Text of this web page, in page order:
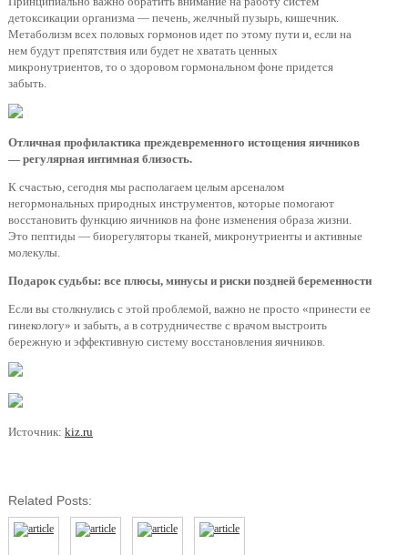
детоксикации организма — печень, желчный пузырь, кишечник.
Метаболизм всех половых гормонов идет по этому пути и, если на
нем будут препятствия или будет не хватать ценных
микронутриентов, то о здоровом гормональном фоне придется
забыть.
Отличная профилактика преждевременного истощения яичников
— регулярная интимная близость.
К счастью, сегодня мы располагаем целым арсеналом
негормональных природных инструментов, которые помогают
восстановить функцию яичников на фоне изменения образа жизни.
Это пептиды — биорегуляторы тканей, микронутриенты и активные
молекулы.
Подарок судьбы: все плюсы, минусы и риски поздней беременности
Если вы столкнулись с этой проблемой, важно не просто «принести ее
гинекологу» и забыть, а в сотрудничестве с врачом выстроить
бережную и эффективную систему восстановления яичников.
Источник: kiz.ru
Related Posts: